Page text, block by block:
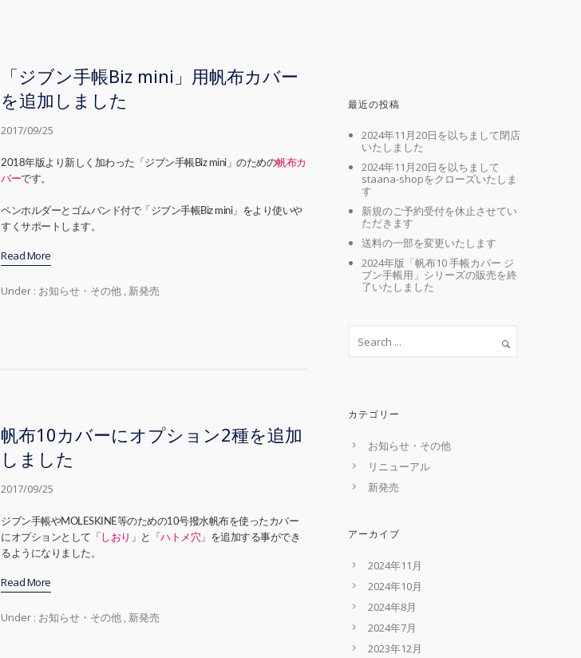
「ジブン手帳Biz mini」用帆布カバー
を追加しました
2017/09/25
2018年版より新しく加わった「ジブン手帳Biz mini」のための帆布カ
バーです。
ペンホルダーとゴムバンド付で「ジブン手帳Biz mini」をより使いや
すくサポートします。
Read More
Under : お知らせ・その他 , 新発売
帆布10カバーにオプション2種を追加
しました
2017/09/25
ジブン手帳やMOLESKINE等のための10号撥水帆布を使ったカバー
にオプションとして「 しおり 」と「 ハトメ穴 」を追加する事ができ
るようになりました。
Read More
Under : お知らせ・その他 , 新発売
最近の投稿
2024年11月20日を以ちまして閉店
いたしました
2024年11月20日を以ちまして
staana-shopをクローズいたしま
す
新規のご予約受付を休止させてい
ただきます
送料の一部を変更いたします
2024年版「帆布10 手帳カバー ジ
ブン手帳用」シリーズの販売を終
了いたしました
カテゴリー
お知らせ・その他
リニューアル
新発売
アーカイブ
2024年11月
2024年10月
2024年8月
2024年7月
2023年12月